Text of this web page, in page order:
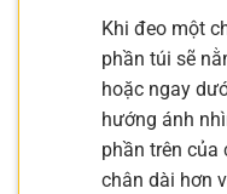
Khi đeo một
phần túi sẽ
hoặc ngay
hướng ánh
phần trên của
chân dài hơn